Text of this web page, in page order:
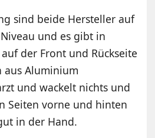
sind beide Hersteller auf
und es gibt in
der Front und Rückseite
aus Aluminium
und wackelt nichts und
Seiten vorne und hinten
in der Hand.